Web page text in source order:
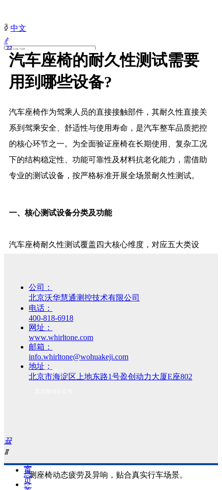
ꀅ 中文
ꄙ
끀
首
页
于
通
▷
系
我
入
产
决
方
案
▷3C
测
试
▷
智
能
汽
生
态
▷
汽车座椅的耐久性测试需要
用到哪些设备?
汽车座椅作为驾乘人员的直接接触部件，其耐久性直接关
系到驾乘安全、舒适性与使用寿命，是汽车整车品质把控
的核心环节之一。为全面验证座椅在长期使用、复杂工况
下的结构稳定性、功能可靠性及材料抗老化能力，需借助
专业的测试设备，按严格标准开展全场景耐久性测试。
一、核心测试设备分类及功能
汽车座椅耐久性测试覆盖四大核心维度，对应五大类设
（一）综合耐久测试台架：座椅整体耐久性的核心检测设
针对座椅总成及核心结构，模拟真实使用场景开展循环疲
劳测试，是测试核心主力。
多通道伺服液压/电动耐久试验机
加循环载荷，模拟百万次驾乘疲劳，检测结构隐患，
测座椅动态疲劳及异响，贴合真实行车场景。
公司：
北京沃华慧通测控技术有限公司
电话：
400-818-6918
网址：
www.whirltone.com
邮箱：
info.whirltone@wohuakeji.com
地址：
北京市海淀区上地东路1号盈创动力大厦E座802
扫码关注
끀
ꁲ
首
页